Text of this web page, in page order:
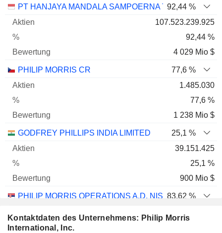
Name Aktien % Bewertung
PT HANJAYA MANDALA SAMPOERNA TBK92,44 %
107.523.239.925
92,44 %
4 029 Mio $
PHILIP MORRIS CR
77,6 %
1.485.030
77,6 %
1 238 Mio $
GODFREY PHILLIPS INDIA LIMITED
25,1 %
39.151.425
25,1 %
900 Mio $
PHILIP MORRIS OPERATIONS A.D. NIS 83,62 %
Kontaktdaten des Unternehmens: Philip Morris
International, Inc.